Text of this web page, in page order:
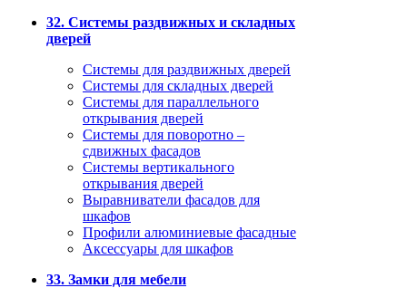
32. Системы раздвижных и складных
дверей
Системы для раздвижных дверей
Системы для складных дверей
Системы для параллельного
открывания дверей
Системы для поворотно –
сдвижных фасадов
Системы вертикального
открывания дверей
Выравниватели фасадов для
шкафов
Профили алюминиевые фасадные
Аксессуары для шкафов
33. Замки для мебели